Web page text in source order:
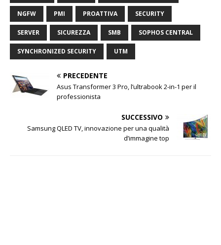
NGFW PMI PROATTIVA SECURITY
SERVER SICUREZZA SMB SOPHOS CENTRAL
SYNCHRONIZED SECURITY UTM
PRECEDENTE
Asus Transformer 3 Pro, l’ultrabook 2-in-1 per il
professionista
SUCCESSIVO
Samsung QLED TV, innovazione per una qualità
d’immagine top